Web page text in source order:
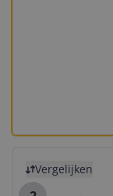
Vergelijken